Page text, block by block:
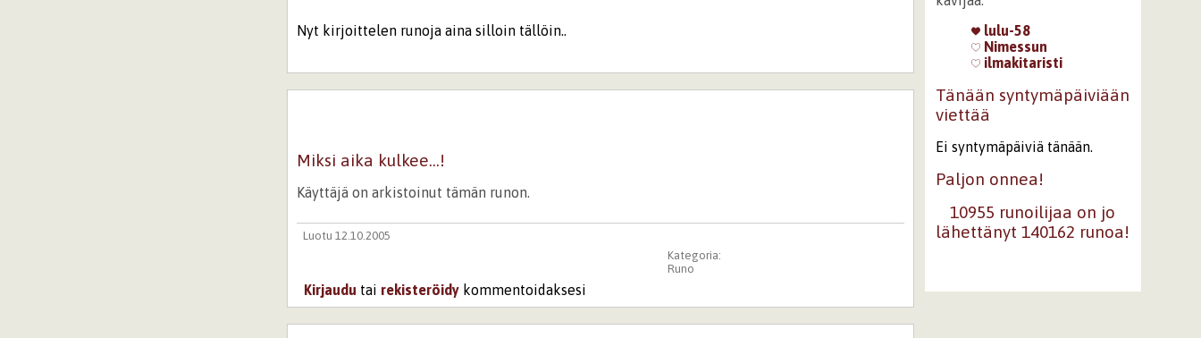
Nyt kirjoittelen runoja aina silloin tällöin..
Miksi aika kulkee...!
Käyttäjä on arkistoinut tämän runon.
Luotu 12.10.2005
Kategoria:
Runo
Kirjaudu tai rekisteröidy kommentoidaksesi
lulu-58
Nimessun
ilmakitaristi
Tänään syntymäpäiviään
viettää
Ei syntymäpäiviä tänään.
Paljon onnea!
10955 runoilijaa on jo
lähettänyt 140162 runoa!